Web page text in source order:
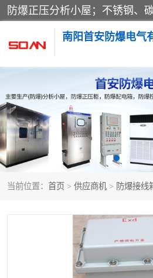
南阳首安防爆电气
当前位置： 首页 > 供应商机 > 防爆接线
防爆小屋
防爆空调
防爆控制箱
防爆操作柱